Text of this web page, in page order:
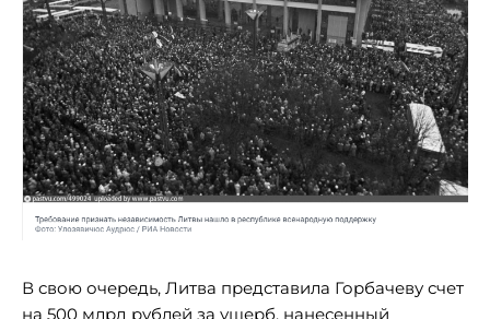
В свою очередь, Литва представила Горбачеву счет
на 500 млрд рублей за ущерб, нанесенный